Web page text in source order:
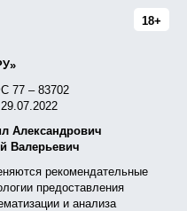
18+
77 – 83702
Александрович
Валерьевич
рекомендательные
предоставления
и анализа